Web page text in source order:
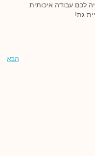
עבודה איכותית